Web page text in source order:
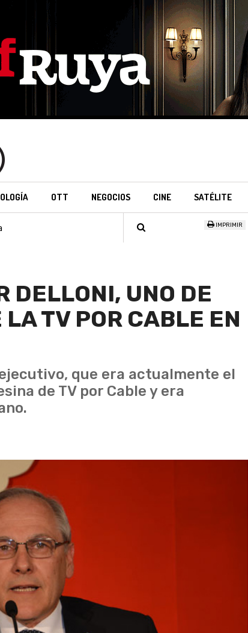
OTT NEGOCIOS CINE SATÉLITE
IMPRIMIR
DELLONI, UNO DE
TV POR CABLE EN
que era actualmente el
de TV por Cable y era